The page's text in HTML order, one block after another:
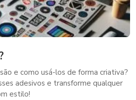
e como usá-los de forma criativa?
adesivos e transforme qualquer
estilo!